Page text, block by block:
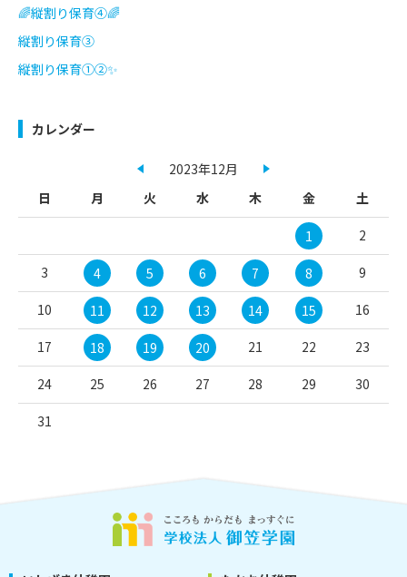
🌈縦割り保育④🌈
縦割り保育③
縦割り保育①②✨
カレンダー
2023年12月
日
月 火 水 木 金 土
1 2
3 4 5 6 7 8 9
10 11 12 13 14 15 16
17 18 19 20 21 22 23
24 25 26 27 28 29 30
31